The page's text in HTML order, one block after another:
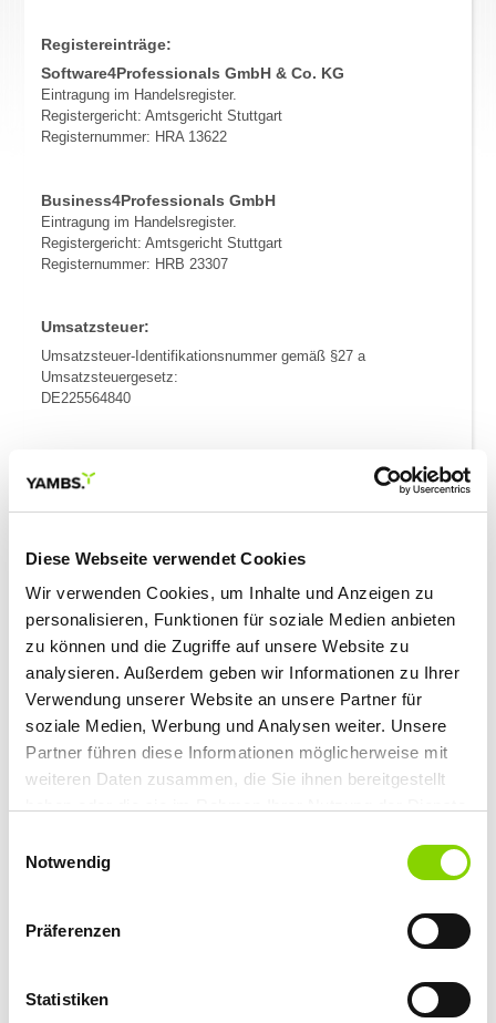
Diese Webseite verwendet Cookies
Wir verwenden Cookies, um Inhalte und Anzeigen zu
personalisieren, Funktionen für soziale Medien anbieten
zu können und die Zugriffe auf unsere Website zu
analysieren. Außerdem geben wir Informationen zu Ihrer
Verwendung unserer Website an unsere Partner für
soziale Medien, Werbung und Analysen weiter. Unsere
Partner führen diese Informationen möglicherweise mit
weiteren Daten zusammen, die Sie ihnen bereitgestellt
Cookies, wenn Sie unsere Webseite weiterhin nutzen.
Notwendig
Präferenzen
Statistiken
Registereinträge:
Software4Professionals GmbH & Co. KG
Eintragung im Handelsregister.
Registergericht: Amtsgericht Stuttgart
Registernummer: HRA 13622
Business4Professionals GmbH
Eintragung im Handelsregister.
Registergericht: Amtsgericht Stuttgart
Registernummer: HRB 23307
Umsatzsteuer:
Umsatzsteuer-Identifikationsnummer gemäß §27 a
Umsatzsteuergesetz:
DE225564840
Name und Sitz des Versicherers:
Hiscox SA
Arnulfstraße 31
Geltungsraum der Versicherung: weltweit
Verantwortlich für den Inhalt nach § 55 Abs. 2 RStV:
Software4Professionals GmbH & Co. KG
Leitzstraße 45
Streitbeilegung (OS) bereit:
https://ec.europa.eu/consumers/odr
Wir sind nicht bereit oder verpflichtet, an